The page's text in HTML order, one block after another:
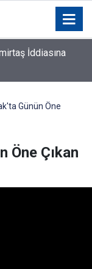
İddiasına
Günün Öne
Öne Çıkan